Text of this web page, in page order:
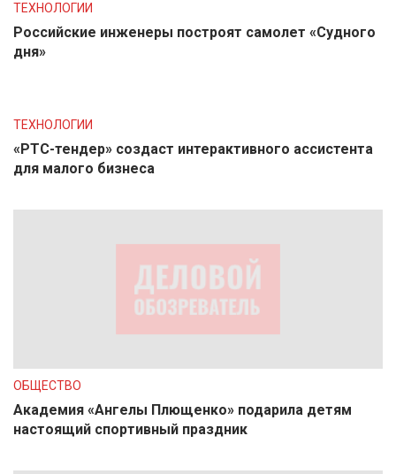
ТЕХНОЛОГИИ
Российские инженеры построят самолет «Судного
дня»
ТЕХНОЛОГИИ
«РТС-тендер» создаст интерактивного ассистента
для малого бизнеса
ОБЩЕСТВО
Академия «Ангелы Плющенко» подарила детям
настоящий спортивный праздник